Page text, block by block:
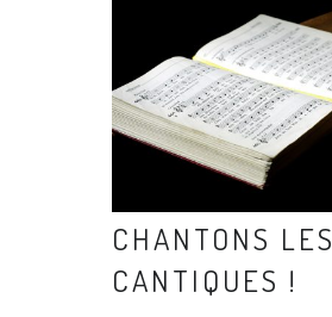
CHANTONS LES
CANTIQUES !